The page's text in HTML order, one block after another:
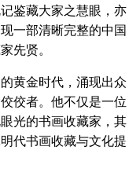
鉴藏大家之慧眼，亦
一部清晰完整的中国
先贤。
黄金时代，涌现出众
佼者。他不仅是一位
光的书画收藏家，其
代书画收藏与文化提